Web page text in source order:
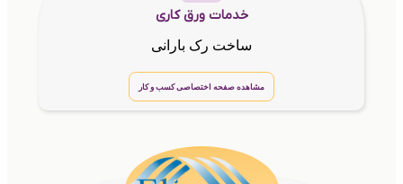
خدمات ورق کاری
ساخت رک بارانی
مشاهده صفحه اختصاصی کسب و کار